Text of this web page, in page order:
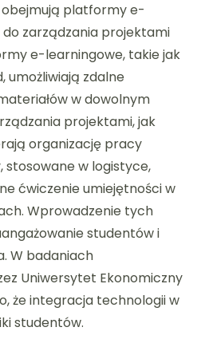
platformy e-
zarządzania projektami
e-learningowe, takie jak
umożliwiają zdalne
w dowolnym
projektami, jak
organizację pracy
stosowane w logistyce,
ćwiczenie umiejętności w
Wprowadzenie tych
studentów i
W badaniach
Uniwersytet Ekonomiczny
że integracja technologii w
studentów.